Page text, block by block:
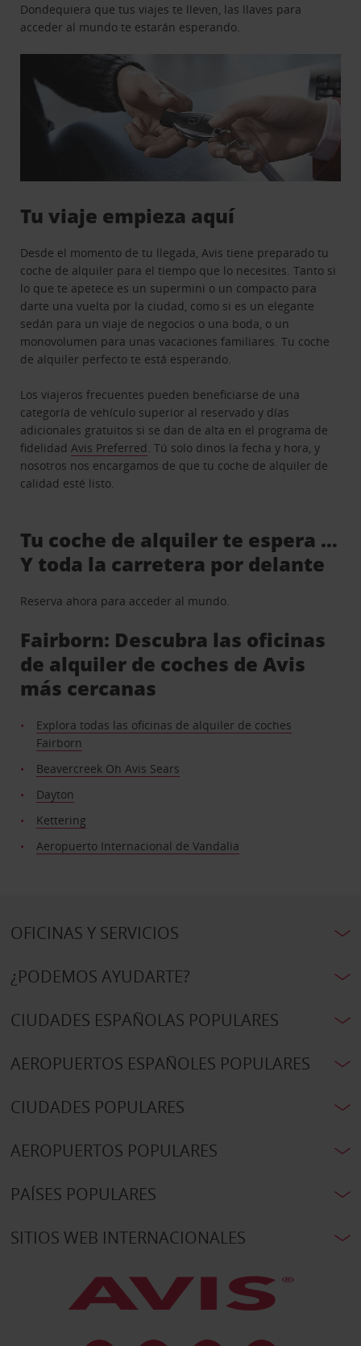
Dondequiera que tus viajes te lleven, las llaves para
acceder al mundo te estarán esperando.
Tu viaje empieza aquí
Desde el momento de tu llegada, Avis tiene preparado tu
coche de alquiler para el tiempo que lo necesites. Tanto si
lo que te apetece es un supermini o un compacto para
darte una vuelta por la ciudad, como si es un elegante
sedán para un viaje de negocios o una boda, o un
monovolumen para unas vacaciones familiares. Tu coche
de alquiler perfecto te está esperando.
Los viajeros frecuentes pueden beneficiarse de una
categoría de vehículo superior al reservado y días
adicionales gratuitos si se dan de alta en el programa de
fidelidadAvis Preferred. Tú solo dinos la fecha y hora, y
nosotros nos encargamos de que tu coche de alquiler de
calidad esté listo.
Tu coche de alquiler te espera …
Y toda la carretera por delante
Reserva ahora para acceder al mundo.
Fairborn: Descubra las oficinas
de alquiler de coches de Avis
más cercanas
Explora todas las oficinas de alquiler de coches
Fairborn
Beavercreek Oh Avis Sears
Dayton
Kettering
Aeropuerto Internacional de Vandalia
OFICINAS Y SERVICIOS
¿PODEMOS AYUDARTE?
CIUDADES ESPAÑOLAS POPULARES
AEROPUERTOS ESPAÑOLES POPULARES
CIUDADES POPULARES
AEROPUERTOS POPULARES
PAÍSES POPULARES
SITIOS WEB INTERNACIONALES